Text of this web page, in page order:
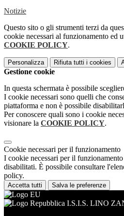
Notizie
Questo sito o gli strumenti terzi da
cookie necessari al funzionamento ed
COOKIE POLICY.
Personalizza Rifiuta tutti i cookies
Gestione cookie
In questa schermata è possibile
I cookie necessari sono quelli che
piattaforma e non è possibile
Per conoscere quali sono i cookie
visionare la COOKIE POLICY.
Cookie necessari per il funzionamento
I cookie necessari per il funzionamento
disabilitati. È possibile consultare
policy.
Accetta tutti Salva le preferenze
I.S.I.S. LINO